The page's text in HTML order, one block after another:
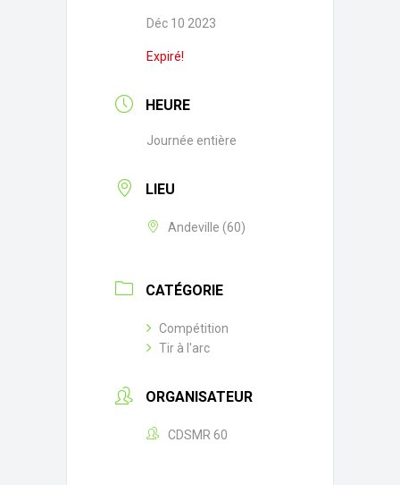
Déc 10 2023
Expiré!
HEURE
Journée entière
LIEU
Andeville (60)
CATÉGORIE
Compétition
Tir à l'arc
ORGANISATEUR
CDSMR 60